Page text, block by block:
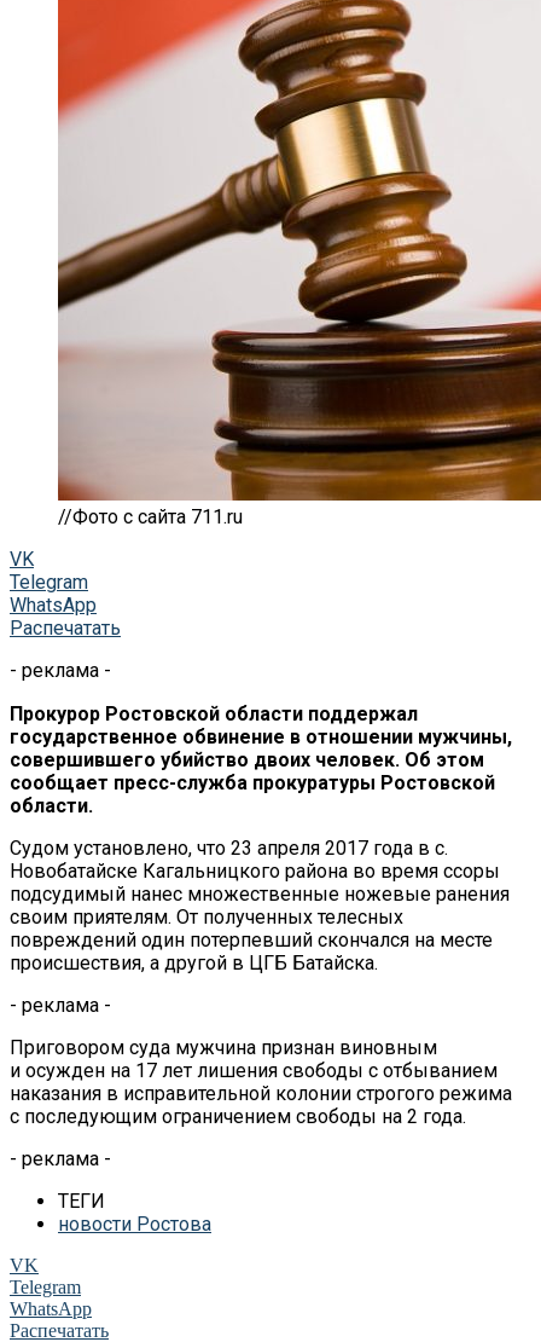
//Фото с сайта 711.ru
VK
Telegram
WhatsApp
Распечатать
- реклама -
Прокурор Ростовской области поддержал
государственное обвинение в отношении мужчины,
совершившего убийство двоих человек. Об этом
сообщает пресс-служба прокуратуры Ростовской
области.
Судом установлено, что 23 апреля 2017 года в с.
Новобатайске Кагальницкого района во время ссоры
подсудимый нанес множественные ножевые ранения
своим приятелям. От полученных телесных
повреждений один потерпевший скончался на месте
происшествия, а другой в ЦГБ Батайска.
- реклама -
Приговором суда мужчина признан виновным
и осужден на 17 лет лишения свободы с отбыванием
наказания в исправительной колонии строгого режима
с последующим ограничением свободы на 2 года.
- реклама -
ТЕГИ
новости Ростова
VK
Telegram
WhatsApp
Распечатать